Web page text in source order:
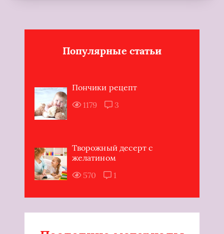
Популярные статьи
Пончики рецепт
1179
3
Творожный десерт с
желатином
570
1